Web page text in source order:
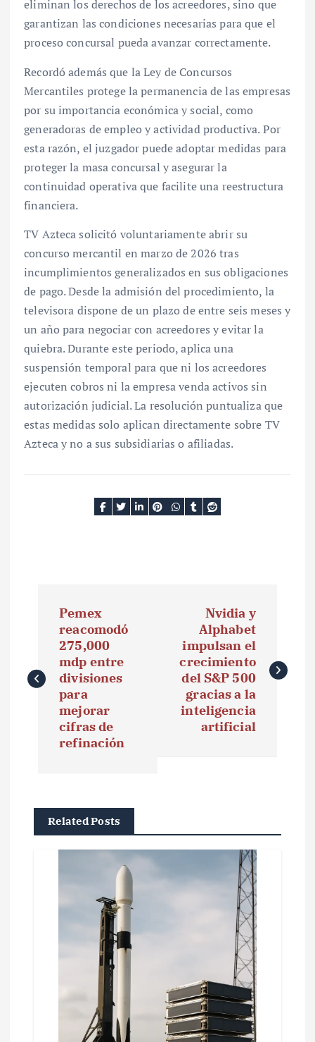
eliminan los derechos de los acreedores, sino que
garantizan las condiciones necesarias para que el
proceso concursal pueda avanzar correctamente.
Recordó además que la Ley de Concursos
Mercantiles protege la permanencia de las empresas
por su importancia económica y social, como
generadoras de empleo y actividad productiva. Por
esta razón, el juzgador puede adoptar medidas para
proteger la masa concursal y asegurar la
continuidad operativa que facilite una reestructura
financiera.
TV Azteca solicitó voluntariamente abrir su
concurso mercantil en marzo de 2026 tras
incumplimientos generalizados en sus obligaciones
de pago. Desde la admisión del procedimiento, la
televisora dispone de un plazo de entre seis meses y
un año para negociar con acreedores y evitar la
quiebra. Durante este periodo, aplica una
suspensión temporal para que ni los acreedores
ejecuten cobros ni la empresa venda activos sin
autorización judicial. La resolución puntualiza que
estas medidas solo aplican directamente sobre TV
Azteca y no a sus subsidiarias o afiliadas.
e
Pemex
reacomodó
275,000
mdp entre
divisiones
para
mejorar
cifras de
refinación
Nvidia y
Alphabet
impulsan el
crecimiento
del S&P 500
gracias a la
inteligencia
artificial
Related Posts